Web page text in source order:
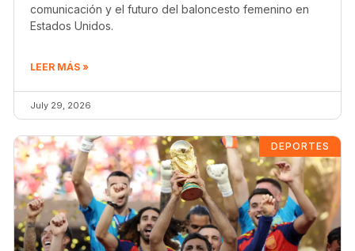
comunicación y el futuro del baloncesto femenino en
Estados Unidos.
LEER MÁS »
July 29, 2026
DEPORTES